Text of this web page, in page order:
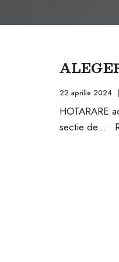
22 aprilie 2024 |
HOTARARE
sectie de...